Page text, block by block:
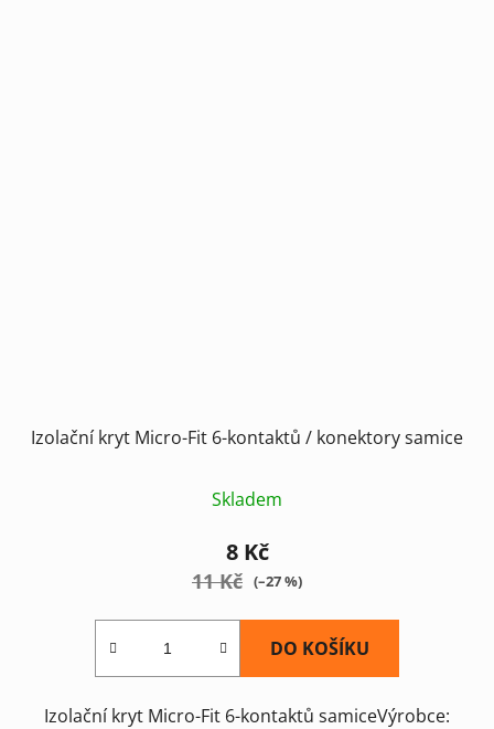
Izolační kryt Micro-Fit 6-kontaktů / konektory samice
Skladem
8 Kč
11 Kč (–27 %)
DO KOŠÍKU
Izolační kryt Micro-Fit 6-kontaktů samiceVýrobce: